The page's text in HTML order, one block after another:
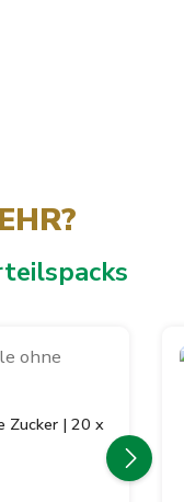
Zucker | 20 x